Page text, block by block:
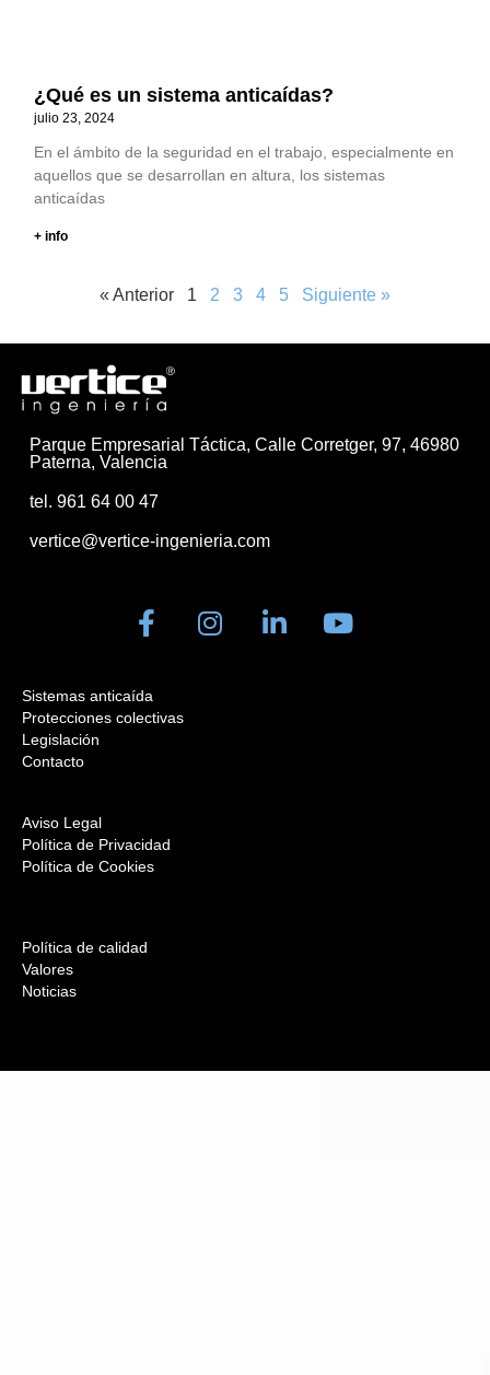
¿Qué es un sistema anticaídas?
julio 23, 2024
En el ámbito de la seguridad en el trabajo, especialmente en
aquellos que se desarrollan en altura, los sistemas
anticaídas
+ info
« Anterior 1 2 3 4 5 Siguiente »
Parque Empresarial Táctica, Calle Corretger, 97, 46980
Paterna, Valencia
tel. 961 64 00 47
vertice@vertice-ingenieria.com
Sistemas anticaída
Protecciones colectivas
Legislación
Contacto
Aviso Legal
Política de Privacidad
Política de Cookies
Política de calidad
Valores
Noticias